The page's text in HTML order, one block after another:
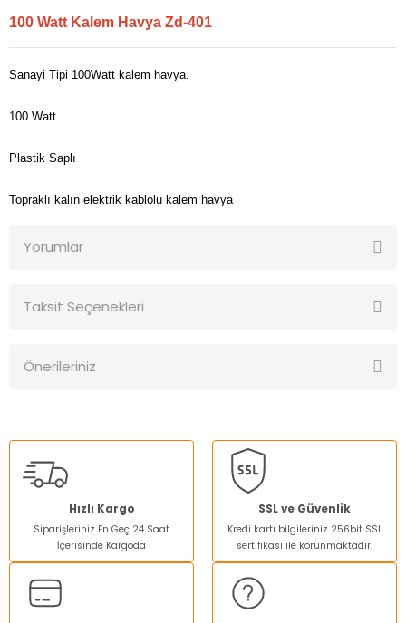
100 Watt Kalem Havya Zd-401
Sanayi Tipi 100Watt kalem havya.
100 Watt
Plastik Saplı
Topraklı kalın elektrik kablolu kalem havya
Yorumlar
Yorum Yaz
Taksit Seçenekleri
Önerileriniz
kullanarak tarafımıza iletebilirsiniz.
Görüş ve önerileriniz için teşekkür ederiz.
Ürün resmi kalitesiz, bozuk veya görüntülenemiyor.
Ürün açıklamasında eksik bilgiler bulunuyor.
Ürün bilgilerinde hatalar bulunuyor.
Ürün fiyatı diğer sitelerden daha pahalı.
Bu ürüne benzer farklı alternatifler olmalı.
Hızlı Kargo
Siparişleriniz En Geç 24 Saat
İçerisinde Kargoda
SSL ve Güvenlik
Kredi kartı bilgileriniz 256bit SSL
sertifikası ile korunmaktadır.